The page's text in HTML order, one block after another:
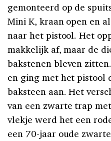
gemonteerd op de
Mini K, kraan open en
naar het pistool. Het
makkelijk af, maar de
bakstenen bleven
en ging met het pistool
baksteen aan. Het
van een zwarte trap
vlekje werd het een
een 70-jaar oude